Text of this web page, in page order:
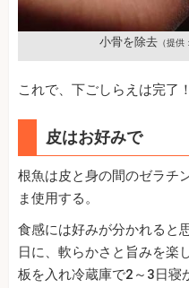
小骨を除去（提供
これで、下ごしらえは完了！
皮はお好みで
根魚は皮と身の間のゼラチ
ま使用する。
食感には好みが分かれると
日に、軟らかさと旨みを楽
板を入れ冷蔵庫で2～3日寝